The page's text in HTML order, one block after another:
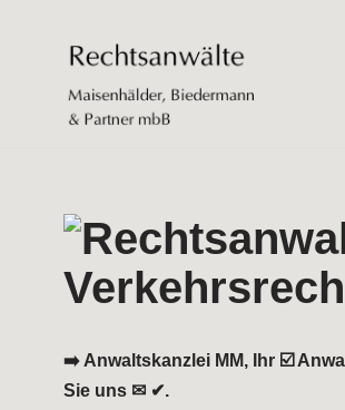
springen
➡️ Anwaltskanzlei MM, Ihr ☑️
Sie uns ✉ ✔.